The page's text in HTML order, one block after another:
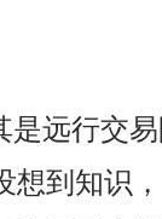
远行交
想到知识